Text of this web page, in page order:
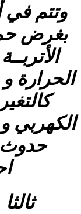
وتتم
بغرض
الحرارة
الكهربي
حدوث